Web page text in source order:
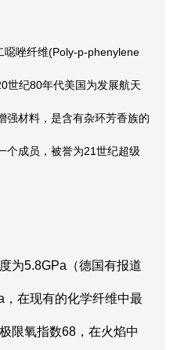
唑纤维(Poly-p-phenylene
世纪80年代美国为发展航天
强材料，是含有杂环芳香族的
个成员，被誉为21世纪超级
为5.8GPa（德国有报道
在现有的化学纤维中最
限氧指数68，在火焰中